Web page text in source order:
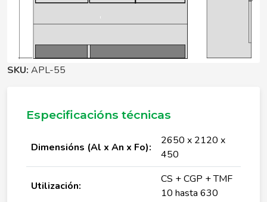
SKU: APL-55
Especificacións técnicas
Dimensións (Al x An x Fo):
2650 x 2120 x
450
Utilización:
CS + CGP + TMF
10 hasta 630